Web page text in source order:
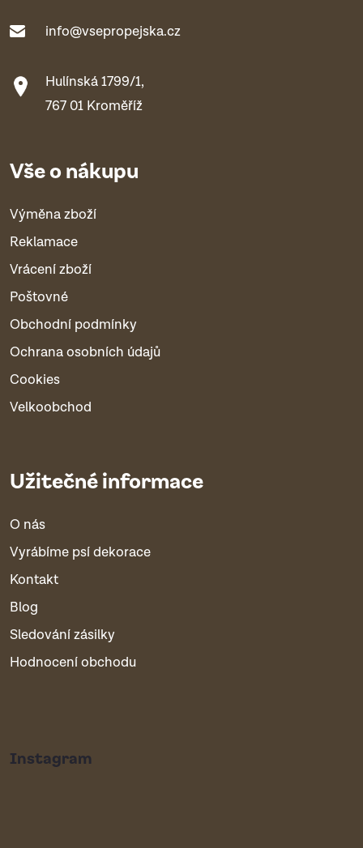
info@vsepropejska.cz
Hulínská 1799/1,
767 01 Kroměříž
Vše o nákupu
Výměna zboží
Reklamace
Vrácení zboží
Poštovné
Obchodní podmínky
Ochrana osobních údajů
Cookies
Velkoobchod
Užitečné informace
O nás
Vyrábíme psí dekorace
Kontakt
Blog
Sledování zásilky
Hodnocení obchodu
Instagram